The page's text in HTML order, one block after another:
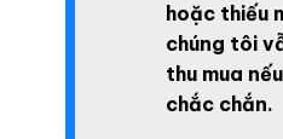
hoặc thiếu
chúng tôi
thu mua
chắc chắn.